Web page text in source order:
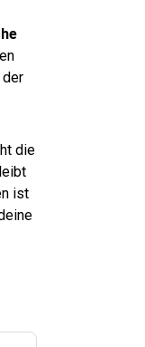
die
ist